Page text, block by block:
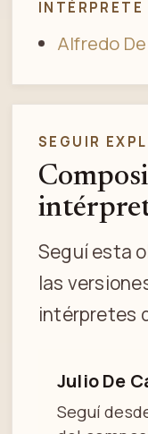
INTÉRPRETE
Alfredo
SEGUIR
Seguí esta
las
intérpretes
Julio De
Seguí